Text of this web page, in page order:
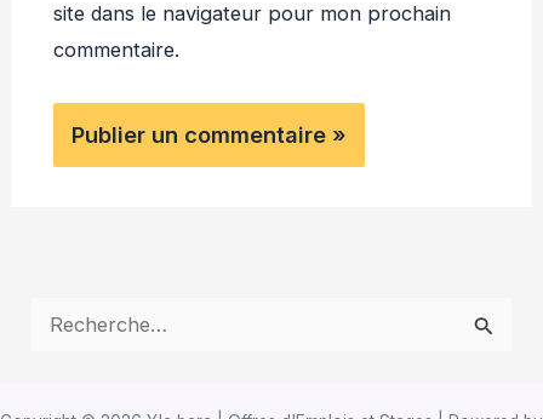
site dans le navigateur pour mon prochain
commentaire.